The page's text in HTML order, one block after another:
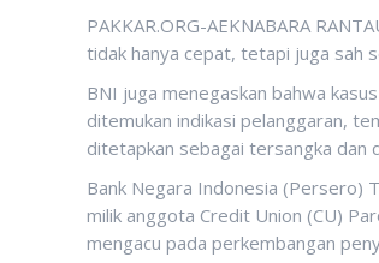
PAKKAR.ORG-AEKNABARA
tidak hanya cepat, tetapi juga sah
BNI juga menegaskan bahwa
ditemukan indikasi pelanggaran,
ditetapkan sebagai tersangka dan
Bank Negara Indonesia (Persero)
milik anggota Credit Union (CU)
mengacu pada perkembangan